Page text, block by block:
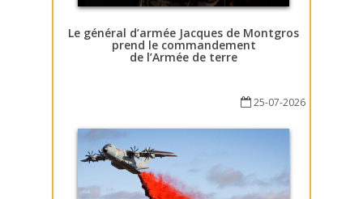
Le général d’armée Jacques de Montgros
prend le commandement
de l’Armée de terre
25-07-2026